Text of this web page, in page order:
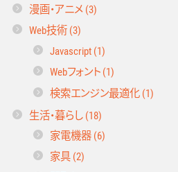
漫画・アニメ (3)
Web技術 (3)
Javascript (1)
Webフォント (1)
検索エンジン最適化 (1)
生活・暮らし (18)
家電機器 (6)
家具 (2)